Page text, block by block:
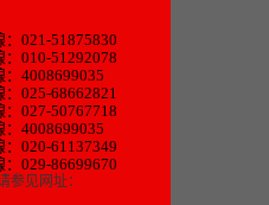
：021-51875830
010-51292078
4008699035
025-68662821
027-50767718
4008699035
020-61137349
029-86699670
参见网址：